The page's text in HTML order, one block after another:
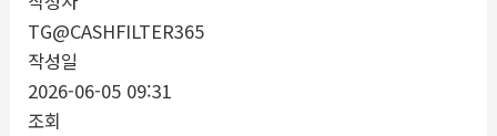
TG@CASHFILTER365
작성일
2026-06-05 09:31
조회